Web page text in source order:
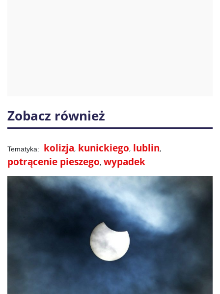
Zobacz również
kolizja kunickiego lublin
potrącenie pieszego wypadek